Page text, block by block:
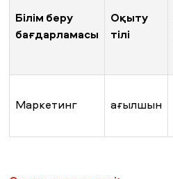
Білім беру
бағдарламасы
Оқыту
тілі
Маркетинг ағылшын